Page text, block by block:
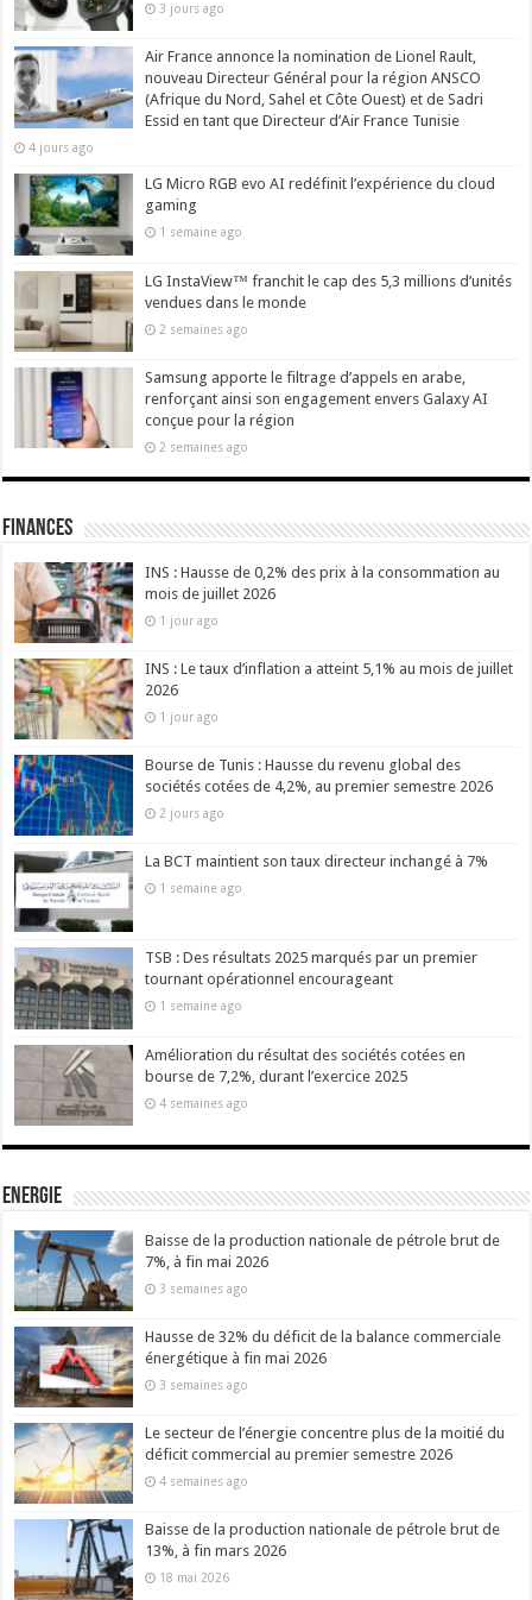
3 jours ago
Air France annonce la nomination de Lionel Rault,
nouveau Directeur Général pour la région ANSCO
(Afrique du Nord, Sahel et Côte Ouest) et de Sadri
Essid en tant que Directeur d’Air France Tunisie
4 jours ago
LG Micro RGB evo AI redéfinit l’expérience du cloud
gaming
1 semaine ago
LG InstaView™ franchit le cap des 5,3 millions d’unités
vendues dans le monde
2 semaines ago
Samsung apporte le filtrage d’appels en arabe,
renforçant ainsi son engagement envers Galaxy AI
conçue pour la région
2 semaines ago
Finances
INS : Hausse de 0,2% des prix à la consommation au
mois de juillet 2026
1 jour ago
INS : Le taux d’inflation a atteint 5,1% au mois de juillet
2026
1 jour ago
Bourse de Tunis : Hausse du revenu global des
sociétés cotées de 4,2%, au premier semestre 2026
2 jours ago
La BCT maintient son taux directeur inchangé à 7%
1 semaine ago
TSB : Des résultats 2025 marqués par un premier
tournant opérationnel encourageant
1 semaine ago
Amélioration du résultat des sociétés cotées en
bourse de 7,2%, durant l’exercice 2025
4 semaines ago
Energie
Baisse de la production nationale de pétrole brut de
7%, à fin mai 2026
3 semaines ago
Hausse de 32% du déficit de la balance commerciale
énergétique à fin mai 2026
3 semaines ago
Le secteur de l’énergie concentre plus de la moitié du
déficit commercial au premier semestre 2026
4 semaines ago
Baisse de la production nationale de pétrole brut de
13%, à fin mars 2026
18 mai 2026